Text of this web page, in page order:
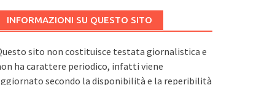
INFORMAZIONI SU QUESTO SITO
sito non costituisce testata giornalistica e
ha carattere periodico, infatti viene
secondo la disponibilità e la reperibilità